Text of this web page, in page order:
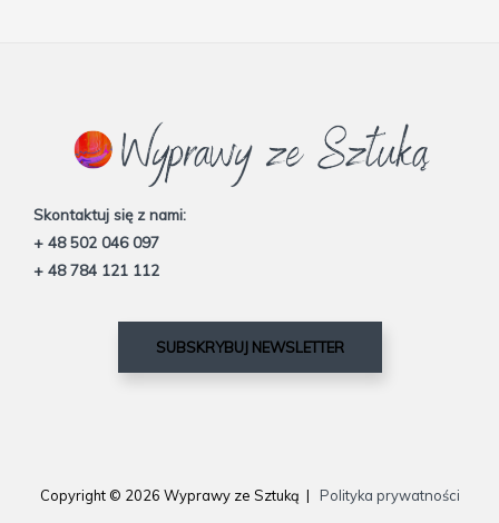
Skontaktuj się z nami:
+ 48 502 046 097
+ 48 784 121 112
SUBSKRYBUJ NEWSLETTER
Copyright © 2026 Wyprawy ze Sztuką | Polityka prywatności